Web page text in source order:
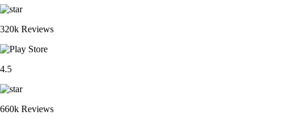
320k Reviews
4.5
660k Reviews